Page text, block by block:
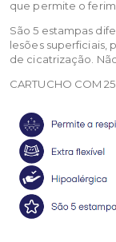
que permite o
São 5 estampas
lesões superficiais,
de cicatrização.
CARTUCHO COM